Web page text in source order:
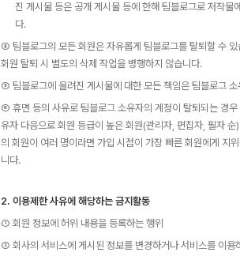
진 게시물 등은 공개 게시물 등에 한해 팀블로그로 저작
다.
④ 팀블로그의 모든 회원은 자유롭게 팀블로그를 탈퇴할 수
회원 탈퇴 시 별도의 삭제 작업을 병행하지 않습니다.
⑤ 팀블로그에 올려진 게시물에 대한 모든 책임은 팀블로그
⑥ 휴면 등의 사유로 팀블로그 소유자의 계정이 탈퇴되는 경
유자 다음으로 회원 등급이 높은 회원(관리자, 편집자, 필자
의 회원이 여러 명이라면 가입 시점이 가장 빠른 회원에게 지
니다.
2. 이용제한 사유에 해당하는 금지활동
① 회원 정보에 허위 내용을 등록하는 행위
② 회사의 서비스에 게시된 정보를 변경하거나 서비스를 이